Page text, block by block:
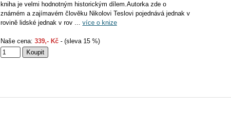
kniha je velmi hodnotným historickým dílem.Autorka zde o
známém a zajímavém člověku Nikolovi Teslovi pojednává jednak v
rovině lidské jednak v rov ... více o knize
Naše cena: 339,- Kč - (sleva 15 %)